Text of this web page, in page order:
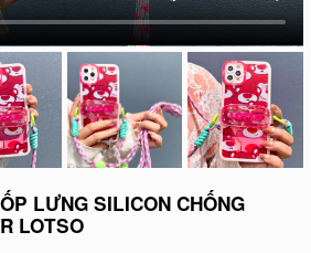
LƯNG SILICON CHỐNG
LOTSO